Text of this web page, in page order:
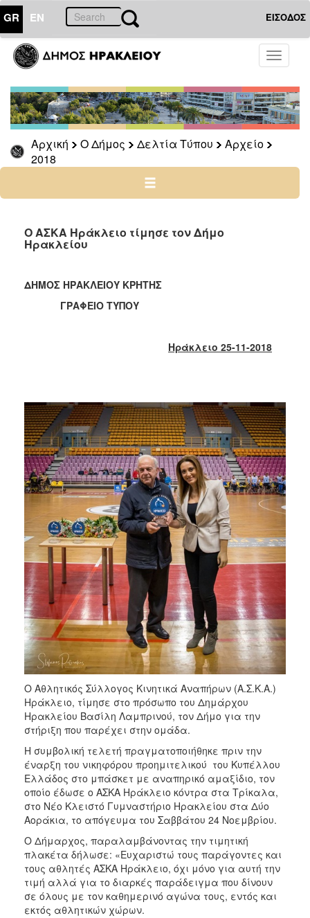
GR EN ΕΙΣΟΔΟΣ
Toggle
Αρχική Ο Δήμος Δελτία Τύπου
Αρχείο
2018
ΔΗΜΟΣ
Δελτία
Τύπου
Αρχείο
2026
2025
2022
2021
2019
2018
2012
2011
2010
2006
ΤΟΠΟΣ
ΠΟΛΙΤΙΣΜΟΣ
ΑΝΘΕΚΤΙΚΗ
ΠΟΛΗ
Ο ΑΣΚΑ Ηράκλειο τίμησε τον Δήμο
Ηρακλείου
ΔΗΜΟΣ ΗΡΑΚΛΕΙΟΥ ΚΡΗΤΗΣ
ΓΡΑΦΕΙΟ ΤΥΠΟΥ
Ηράκλειο 25-11-2018
Ο Αθλητικός Σύλλογος Κινητικά Αναπήρων (Α.Σ.Κ.Α.)
Ηράκλειο, τίμησε στο πρόσωπο του Δημάρχου
Ηρακλείου Βασίλη Λαμπρινού, τον Δήμο για την
στήριξη που παρέχει στην ομάδα.
Η συμβολική τελετή πραγματοποιήθηκε πριν την
έναρξη του νικηφόρου προημιτελικού του Κυπέλλου
Ελλάδος στο μπάσκετ με αναπηρικό αμαξίδιο, τον
οποίο έδωσε ο ΑΣΚΑ Ηράκλειο κόντρα στα Τρίκαλα,
στο Νέο Κλειστό Γυμναστήριο Ηρακλείου στα Δύο
Αοράκια, το απόγευμα του Σαββάτου 24 Νοεμβρίου.
Ο Δήμαρχος, παραλαμβάνοντας την τιμητική
πλακέτα δήλωσε: «Ευχαριστώ τους παράγοντες και
τους αθλητές ΑΣΚΑ Ηράκλειο, όχι μόνο για αυτή την
τιμή αλλά για το διαρκές παράδειγμα που δίνουν
σε όλους με τον καθημερινό αγώνα τους, εντός και
εκτός αθλητικών χώρων.